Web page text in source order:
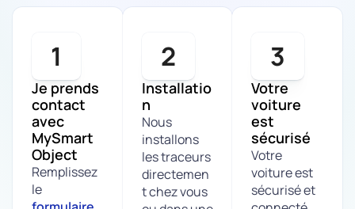
1
Je prends
contact
avec
MySmart
Object
Remplissez
le
2
Installatio
n
Nous
installons
les traceurs
directemen
t chez vous
3
Votre
voiture
est
sécurisé
Votre
voiture est
sécurisé et